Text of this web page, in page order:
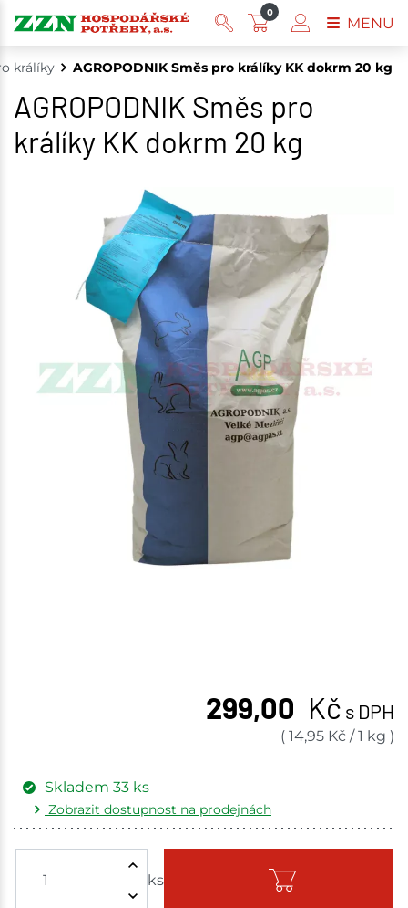
králíky AGROPODNIK Směs pro králíky KK dokrm 20 kg
AGROPODNIK Směs pro
králíky KK dokrm 20 kg
299,00 Kč s DPH
( 14,95 Kč /1 kg )
ks
Skladem 33 ks
Zobrazit dostupnost na prodejnách
Skladem - ihned k odeslání
0
MENU